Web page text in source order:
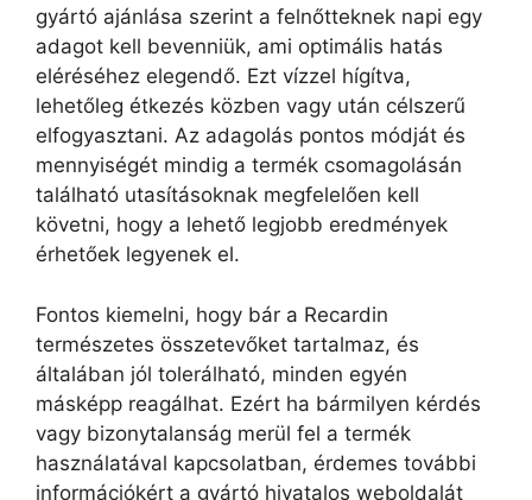
gyártó ajánlása szerint a felnőtteknek napi egy
adagot kell bevenniük, ami optimális hatás
eléréséhez elegendő. Ezt vízzel hígítva,
lehetőleg étkezés közben vagy után célszerű
elfogyasztani. Az adagolás pontos módját és
mennyiségét mindig a termék csomagolásán
található utasításoknak megfelelően kell
követni, hogy a lehető legjobb eredmények
érhetőek legyenek el.
Fontos kiemelni, hogy bár a Recardin
természetes összetevőket tartalmaz, és
általában jól tolerálható, minden egyén
másképp reagálhat. Ezért ha bármilyen kérdés
vagy bizonytalanság merül fel a termék
használatával kapcsolatban, érdemes további
információkért a gyártó hivatalos weboldalát